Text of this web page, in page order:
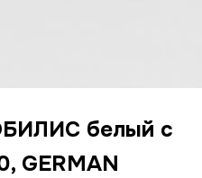
белый с
GERMAN